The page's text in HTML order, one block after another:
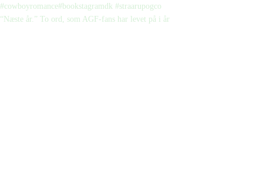
“Næste år.” To ord, som AGF-fans har levet på i år